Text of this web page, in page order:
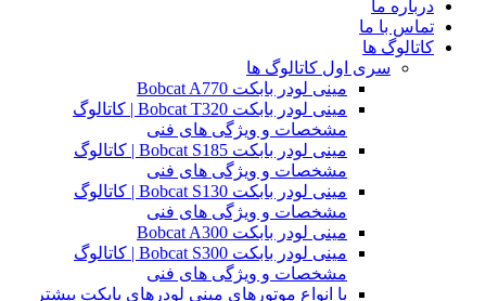
درباره ما
تماس با ما
کاتالوگ ها
سری اول کاتالوگ ها
مینی لودر بابکت Bobcat A770
مینی لودر بابکت Bobcat T320 | کاتالوگ
مشخصات و ویژگی های فنی
مینی لودر بابکت Bobcat S185 | کاتالوگ
مشخصات و ویژگی های فنی
مینی لودر بابکت Bobcat S130 | کاتالوگ
مشخصات و ویژگی های فنی
مینی لودر بابکت Bobcat A300
مینی لودر بابکت Bobcat S300 | کاتالوگ
مشخصات و ویژگی های فنی
با انواع موتورهای مینی لودرهای بابکت بیشتر